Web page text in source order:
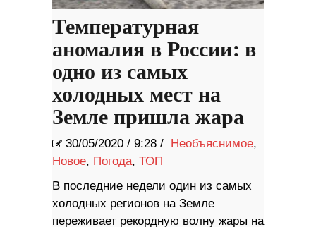
Температурная
аномалия в России: в
одно из самых
холодных мест на
Земле пришла жара
30/05/2020 / 9:28 / Необъяснимое,
Новое, Погода, ТОП
В последние недели один из самых
холодных регионов на Земле
переживает рекордную волну жары на